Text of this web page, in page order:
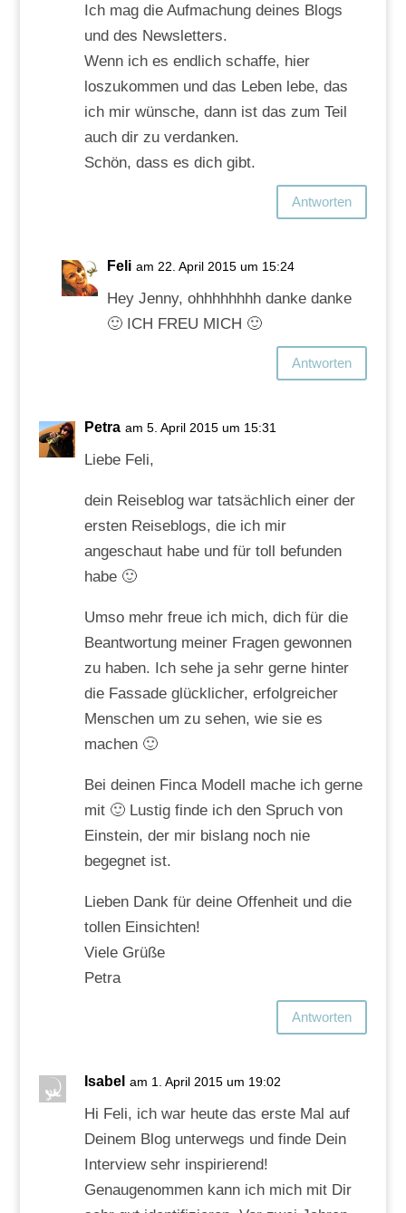
Ich mag die Aufmachung deines Blogs
und des Newsletters.
Wenn ich es endlich schaffe, hier
loszukommen und das Leben lebe, das
ich mir wünsche, dann ist das zum Teil
auch dir zu verdanken.
Schön, dass es dich gibt.
Antworten
Feli am 22. April 2015 um 15:24
Hey Jenny, ohhhhhhhh danke danke
🙂 ICH FREU MICH 🙂
Antworten
Petra am 5. April 2015 um 15:31
Liebe Feli,
dein Reiseblog war tatsächlich einer der
ersten Reiseblogs, die ich mir
angeschaut habe und für toll befunden
habe 🙂
Umso mehr freue ich mich, dich für die
Beantwortung meiner Fragen gewonnen
zu haben. Ich sehe ja sehr gerne hinter
die Fassade glücklicher, erfolgreicher
Menschen um zu sehen, wie sie es
machen 🙂
Bei deinen Finca Modell mache ich gerne
mit 🙂 Lustig finde ich den Spruch von
Einstein, der mir bislang noch nie
begegnet ist.
Lieben Dank für deine Offenheit und die
tollen Einsichten!
Viele Grüße
Petra
Antworten
Isabel am 1. April 2015 um 19:02
Hi Feli, ich war heute das erste Mal auf
Deinem Blog unterwegs und finde Dein
Interview sehr inspirierend!
Genaugenommen kann ich mich mit Dir